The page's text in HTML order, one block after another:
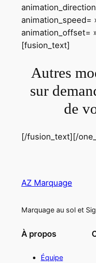
animation_speed=
animation_offset=
[fusion_text]
Autres
sur
de
[/fusion_text][/
AZ Marquage
Marquage au sol et
À propos
Équipe